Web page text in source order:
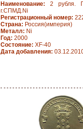
Наименование: 2 рубля.
г.СПМД.Ni
Регистрационный номер:
Страна: Россия(империя)
Металл: Ni
Год: 2000
Состояние: XF-40
Дата добавления: